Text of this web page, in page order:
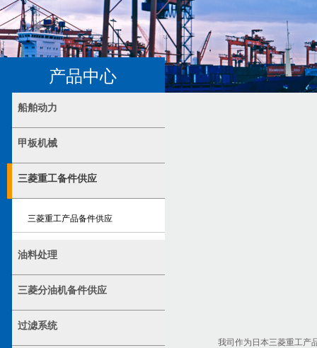
产品中心
船舶动力
甲板机械
三菱重工备件供应
三菱重工产品备件供应
油料处理
三菱分油机备件供应
过滤系统
我司作为日本三菱重工产